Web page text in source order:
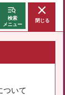
検索
メニュー
閉じる
ついて